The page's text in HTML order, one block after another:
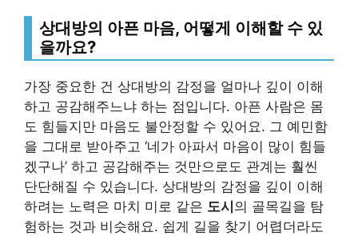
상대방의 아픈 마음, 어떻게 이해할 수 있
을까요?
가장 중요한 건 상대방의 감정을 얼마나 깊이 이해
하고 공감해주느냐 하는 점입니다. 아픈 사람은 몸
도 힘들지만 마음도 불안정할 수 있어요. 그 예민함
을 그대로 받아주고 ‘네가 아파서 마음이 많이 힘들
겠구나’ 하고 공감해주는 것만으로도 관계는 훨씬
단단해질 수 있습니다. 상대방의 감정을 깊이 이해
하려는 노력은 마치 미로 같은 도시 의 골목길을 탐
험하는 것과 비슷해요. 쉽게 길을 찾기 어렵더라도